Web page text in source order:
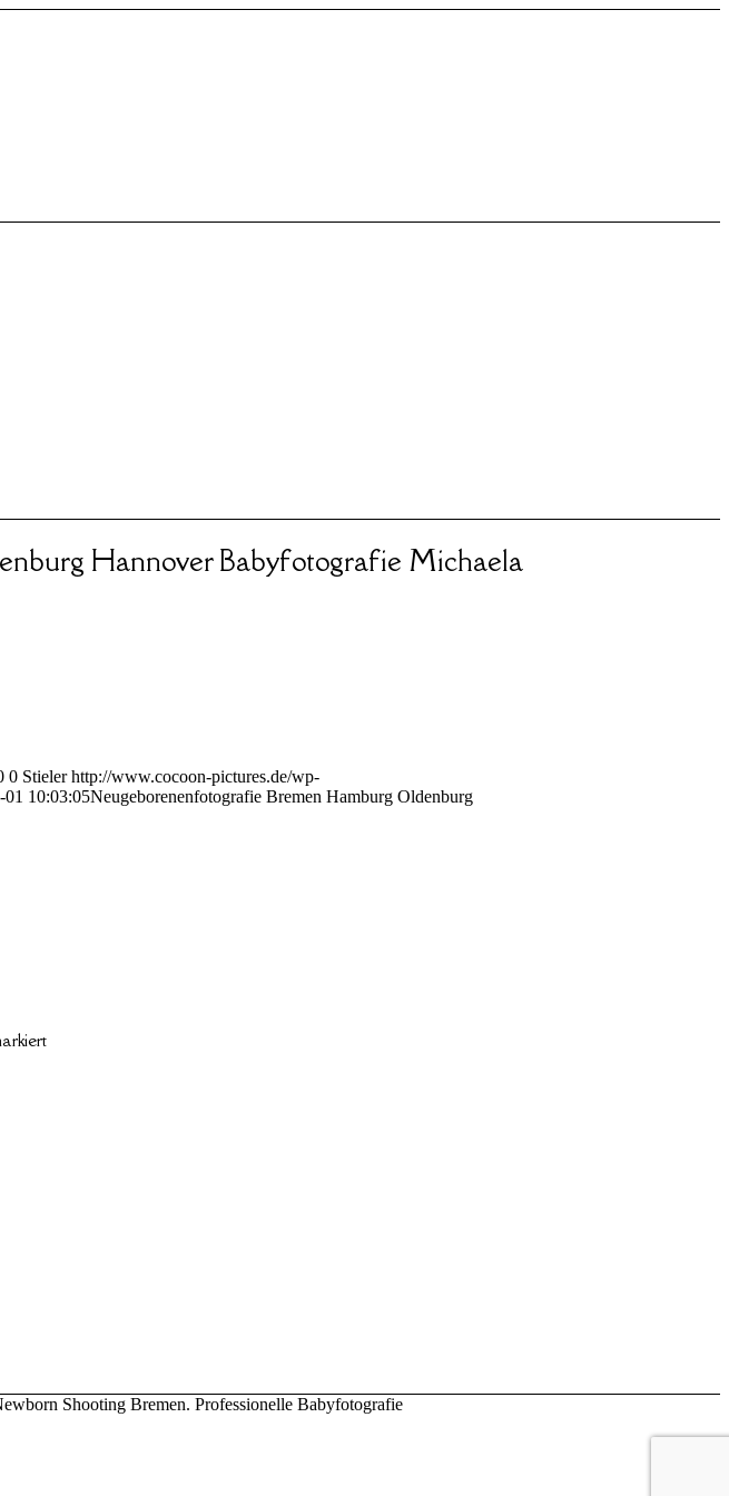
Hannover Babyfotografie Michaela
0 Stieler http://www.cocoon-pictures.de/wp-
01 10:03:05Neugeborenenfotografie Bremen Hamburg Oldenburg
Shooting Bremen. Professionelle Babyfotografie